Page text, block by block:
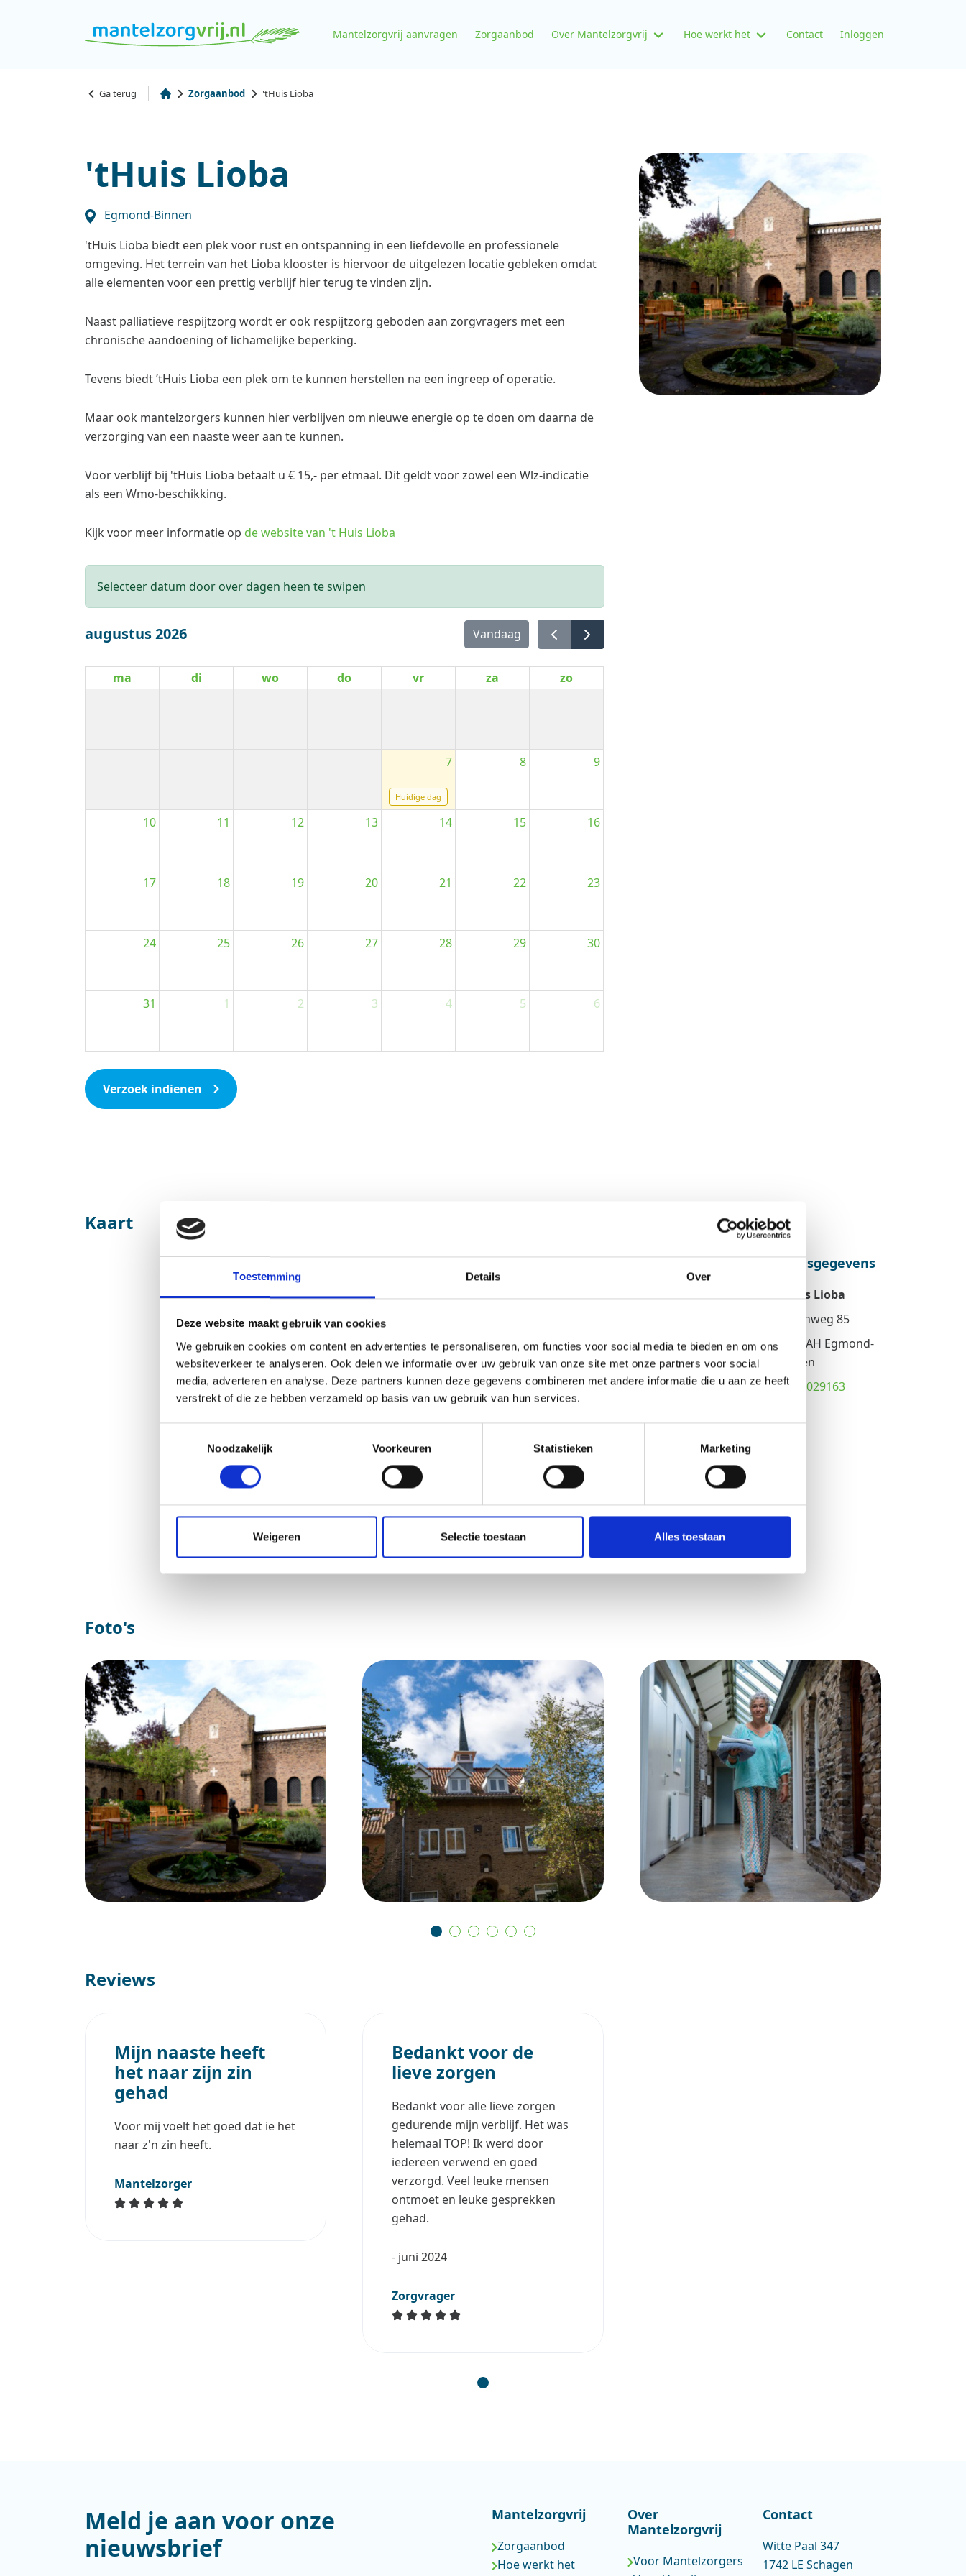
Toestemming Details Over
Deze website maakt gebruik van cookies
We gebruiken cookies om content en advertenties te personaliseren, om functies voor social media te bieden en om ons
websiteverkeer te analyseren. Ook delen we informatie over uw gebruik van onze site met onze partners voor social
media, adverteren en analyse. Deze partners kunnen deze gegevens combineren met andere informatie die u aan ze heeft
verstrekt of die ze hebben verzameld op basis van uw gebruik van hun services.
Noodzakelijk
Voorkeuren Statistieken Marketing
Weigeren Selectie toestaan Alles toestaan
Mantelzorgvrij aanvragen Zorgaanbod Over Mantelzorgvrij Hoe werkt het Contact Inloggen
Ga terug Zorgaanbod 'tHuis Lioba
'tHuis Lioba
Egmond-Binnen
'tHuis Lioba biedt een plek voor rust en ontspanning in een liefdevolle en professionele
omgeving. Het terrein van het Lioba klooster is hiervoor de uitgelezen locatie gebleken omdat
alle elementen voor een prettig verblijf hier terug te vinden zijn.
Naast palliatieve respijtzorg wordt er ook respijtzorg geboden aan zorgvragers met een
chronische aandoening of lichamelijke beperking.
Tevens biedt ’tHuis Lioba een plek om te kunnen herstellen na een ingreep of operatie.
Maar ook mantelzorgers kunnen hier verblijven om nieuwe energie op te doen om daarna de
verzorging van een naaste weer aan te kunnen.
Voor verblijf bij 'tHuis Lioba betaalt u € 15,- per etmaal. Dit geldt voor zowel een Wlz-indicatie
als een Wmo-beschikking.
Kijk voor meer informatie op de website van 't Huis Lioba
Selecteer datum door over dagen heen te swipen
augustus 2026 Vandaag
ma di wo do vr za zo
7
Huidige dag
8 9
10 11 12 13 14 15 16
17 18 19 20 21 22 23
24 25 26 27 28 29 30
31 1 2 3 4 5 6
Verzoek indienen
Kaart
Adresgegevens
'tHuis Lioba
Herenweg 85
1935 AH Egmond-
Binnen
072-2029163
Foto's
Reviews
Mijn naaste heeft
het naar zijn zin
gehad
Voor mij voelt het goed dat ie het
naar z'n zin heeft.
Mantelzorger
Bedankt voor de
lieve zorgen
Bedankt voor alle lieve zorgen
gedurende mijn verblijf. Het was
helemaal TOP! Ik werd door
iedereen verwend en goed
verzorgd. Veel leuke mensen
ontmoet en leuke gesprekken
gehad.
- juni 2024
Zorgvrager
Meld je aan voor onze
nieuwsbrief
Mantelzorgvrij
Zorgaanbod
Hoe werkt het
Over
Mantelzorgvrij
Voor Mantelzorgers
Contact
Witte Paal 347
1742 LE Schagen